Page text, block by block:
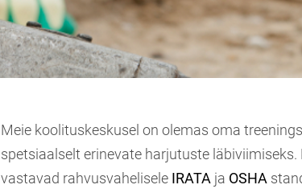
Meie koolituskeskusel on olemas oma
spetsiaalselt erinevate harjutuste
vastavad rahvusvahelisele IRATA ja OSHA